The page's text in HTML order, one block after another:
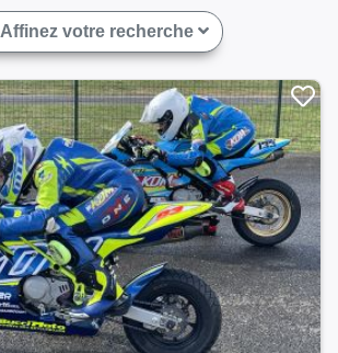
Affinez votre recherche